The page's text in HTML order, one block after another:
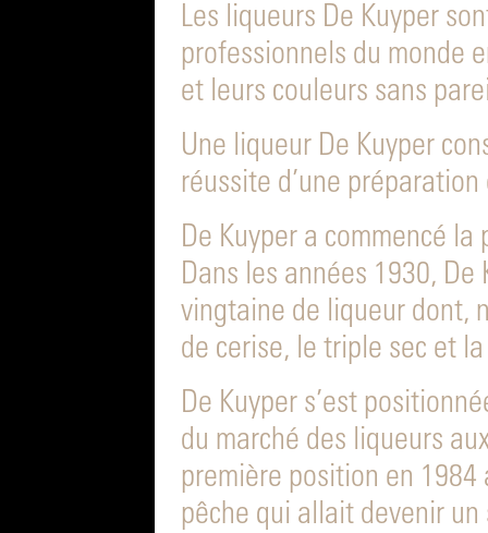
Les liqueurs De Kuyper
professionnels du monde
et leurs couleurs sans
Une liqueur De Kuyper
réussite d’une préparation
De Kuyper a commencé
Dans les années 1930, De
vingtaine de liqueur dont,
de cerise, le triple sec et
De Kuyper s’est
du marché des liqueurs
première position en 1984
pêche qui allait devenir